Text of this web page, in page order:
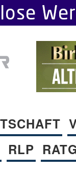
RLP